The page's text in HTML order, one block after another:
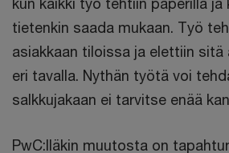
tietenkin saada mukaan. Työ
asiakkaan tiloissa ja elettiin sitä
eri tavalla. Nythän työtä voi
salkkujakaan ei tarvitse enää
PwC:lläkin muutosta on